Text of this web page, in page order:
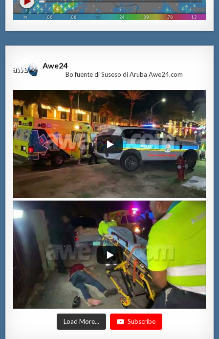
Awe24
Bo fuente di Suseso di Aruba Awe24.com
Load More... Subscribe